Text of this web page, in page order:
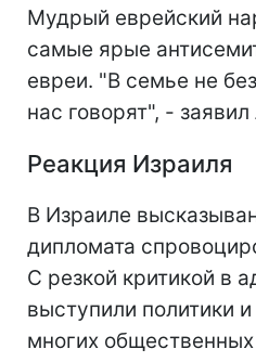
Мудрый еврейский
самые ярые
евреи. "В семье не
нас говорят", -
Реакция Израиля
В Израиле
дипломата
С резкой критикой в
выступили политики
многих